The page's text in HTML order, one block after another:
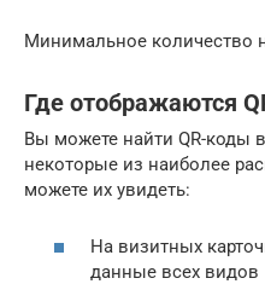
Минимальное количество
Где отображаются
Вы можете найти QR-коды
некоторые из наиболее
можете их увидеть:
На визитных
данные всех видов